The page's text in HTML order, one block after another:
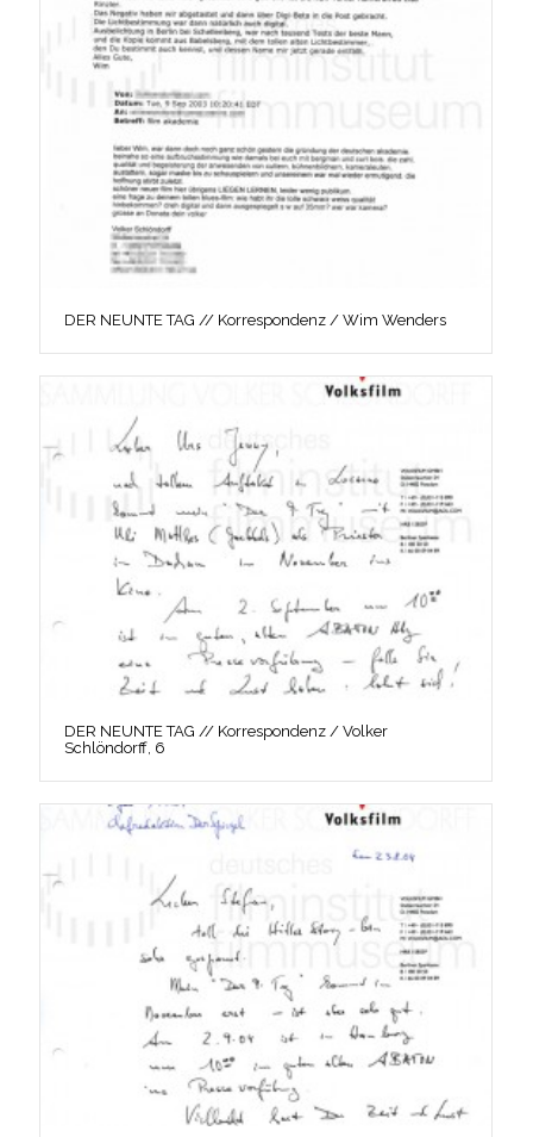
DER NEUNTE TAG // Korrespondenz / Wim Wenders
DER NEUNTE TAG // Korrespondenz / Volker
Schlöndorff, 6